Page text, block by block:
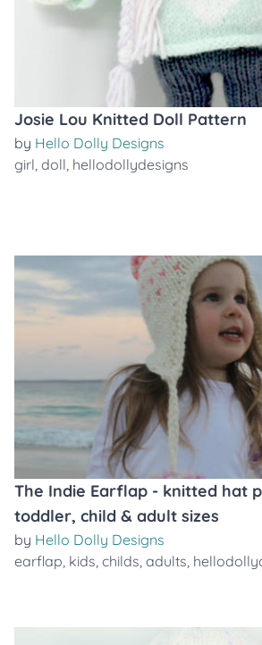
Josie Lou Knitted Doll Pattern
by Hello Dolly Designs
girl, doll, hellodollydesigns
The Indie Earflap - knitted hat
toddler, child & adult sizes
by Hello Dolly Designs
earflap, kids, childs, adults,